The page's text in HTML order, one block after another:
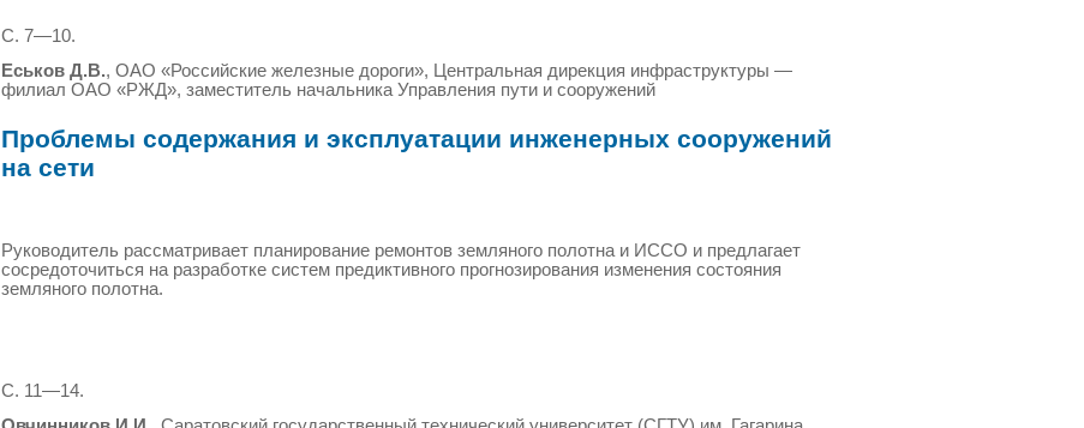
С. 7—10.
Еськов Д.В., ОАО «Российские железные дороги», Центральная дирекция инфраструктуры —
филиал ОАО «РЖД», заместитель начальника Управления пути и сооружений
Проблемы содержания и эксплуатации инженерных сооружений
на сети
Руководитель рассматривает планирование ремонтов земляного полотна и ИССО и предлагает
сосредоточиться на разработке систем предиктивного прогнозирования изменения состояния
земляного полотна.
С. 11—14.